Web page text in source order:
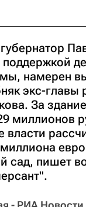
намерен
экс-главы
За
миллионов
власти
сад, пишет